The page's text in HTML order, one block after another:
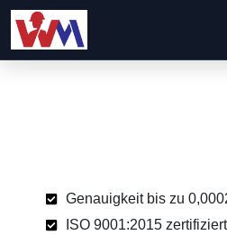
Genauigkeit bis zu
ISO 9001:2015 zertifiziert